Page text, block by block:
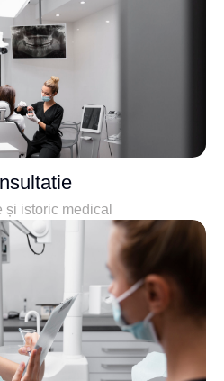
și istoric medical